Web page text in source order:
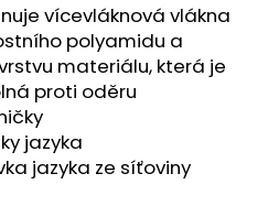
vícevláknová vlákna
polyamidu a
materiálu, která je
proti oděru
jazyka
jazyka ze síťoviny